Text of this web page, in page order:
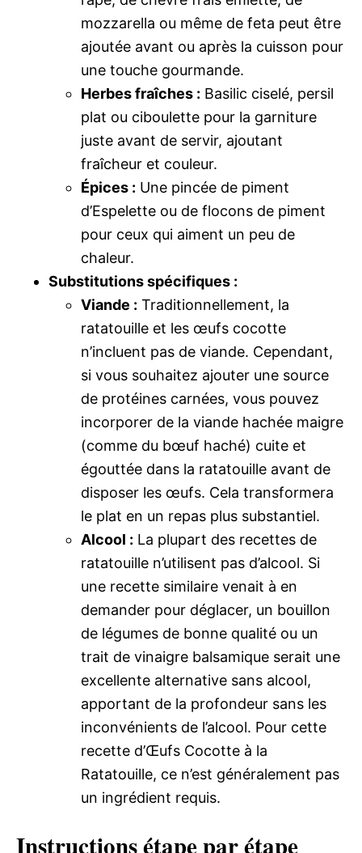
mozzarella ou même de feta peut être
ajoutée avant ou après la cuisson pour
une touche gourmande.
Herbes fraîches : Basilic ciselé, persil
plat ou ciboulette pour la garniture
juste avant de servir, ajoutant
fraîcheur et couleur.
Épices : Une pincée de piment
d’Espelette ou de flocons de piment
pour ceux qui aiment un peu de
chaleur.
Substitutions spécifiques :
Viande : Traditionnellement, la
ratatouille et les œufs cocotte
n’incluent pas de viande. Cependant,
si vous souhaitez ajouter une source
de protéines carnées, vous pouvez
incorporer de la viande hachée maigre
(comme du bœuf haché) cuite et
égouttée dans la ratatouille avant de
disposer les œufs. Cela transformera
le plat en un repas plus substantiel.
Alcool : La plupart des recettes de
ratatouille n’utilisent pas d’alcool. Si
une recette similaire venait à en
demander pour déglacer, un bouillon
de légumes de bonne qualité ou un
trait de vinaigre balsamique serait une
excellente alternative sans alcool,
apportant de la profondeur sans les
inconvénients de l’alcool. Pour cette
recette d’Œufs Cocotte à la
Ratatouille, ce n’est généralement pas
un ingrédient requis.
Instructions étape par étape